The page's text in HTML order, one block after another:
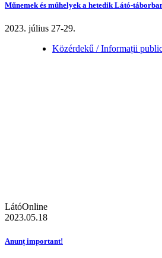
Műnemek és műhelyek a hetedik Látó-
2023. július 27-29.
Közérdekű / Informații
LátóOnline
2023.05.18
Anunț important!